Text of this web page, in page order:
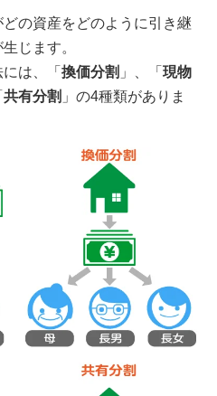
の資産をどのように引き継
じます。
は、「 換価分割 」、「 現物
共有分割 」の4種類がありま